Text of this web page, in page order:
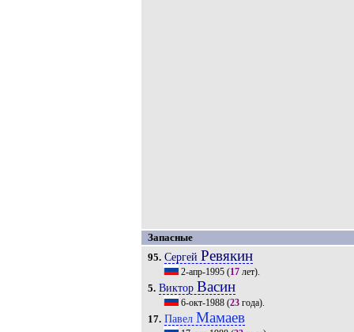
Запасные
95. Сергей Ревякин
2-апр-1995(17лет).
5. Виктор Васин
6-окт-1988(23года).
17. Павел Мамаев